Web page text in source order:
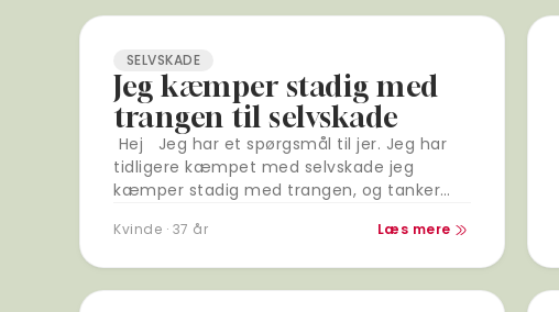
SELVSKADE
Jeg kæmper stadig med
trangen til selvskade
Hej Jeg har et spørgsmål til jer. Jeg har
tidligere kæmpet med selvskade jeg
kæmper stadig med trangen, og tanker
som…
Kvinde · 37 år Læs mere